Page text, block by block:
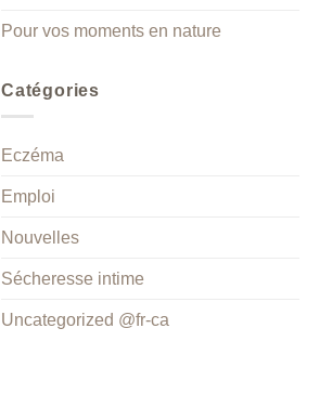
Pour vos moments en nature
Catégories
Eczéma
Emploi
Nouvelles
Sécheresse intime
Uncategorized @fr-ca